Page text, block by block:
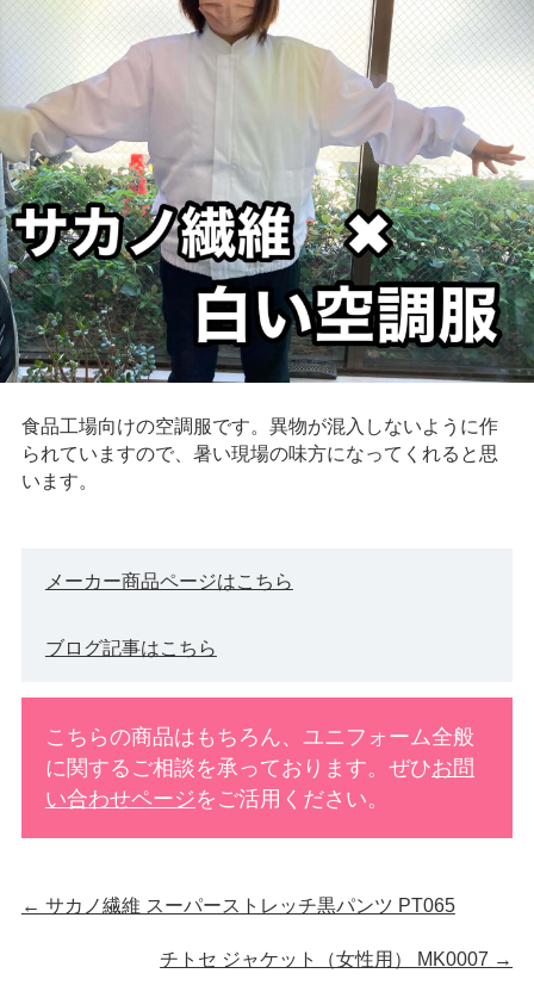
食品工場向けの空調服です。異物が混入しないように作
られていますので、暑い現場の味方になってくれると思
います。
メーカー商品ページはこちら
ブログ記事はこちら
こちらの商品はもちろん、ユニフォーム全般
に関するご相談を承っております。ぜひお問
い合わせページをご活用ください。
← サカノ繊維 スーパーストレッチ黒パンツ PT065
チトセ ジャケット（女性用） MK0007 →